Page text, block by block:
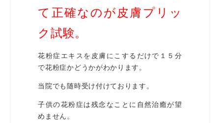
て正確なのが皮膚プリッ
ク試験。
花粉症エキスを皮膚にこするだけで１５分
で花粉症かどうかがわかります。
当院でも随時受け付けております。
子供の花粉症は残念なことに自然治癒が望
めません。